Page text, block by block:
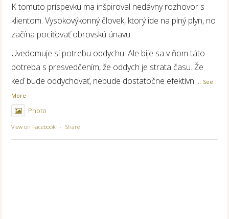
K tomuto príspevku ma inšpiroval nedávny rozhovor s
klientom. Vysokovýkonný človek, ktorý ide na plný plyn, no
začína pociťovať obrovskú únavu.
Uvedomuje si potrebu oddychu. Ale bije sa v ňom táto
potreba s presvedčením, že oddych je strata času. Že
keď bude oddychovať, nebude dostatočne efektívn ... See
More
Photo
View on Facebook · Share